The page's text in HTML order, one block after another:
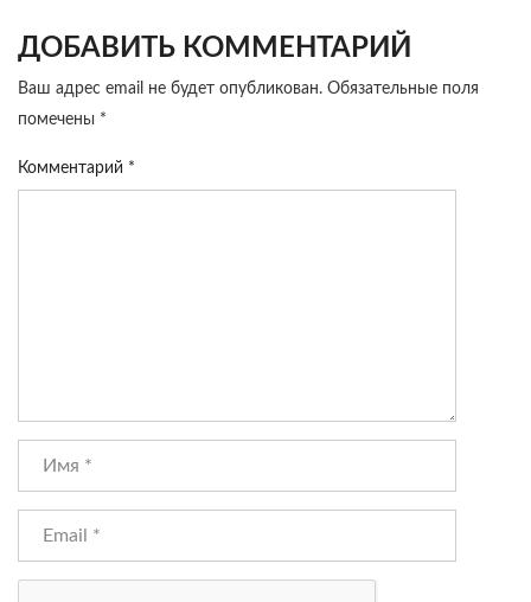
ДОБАВИТЬ КОММЕНТАРИЙ
Ваш адрес email не будет опубликован. Обязательные поля
помечены *
Комментарий *